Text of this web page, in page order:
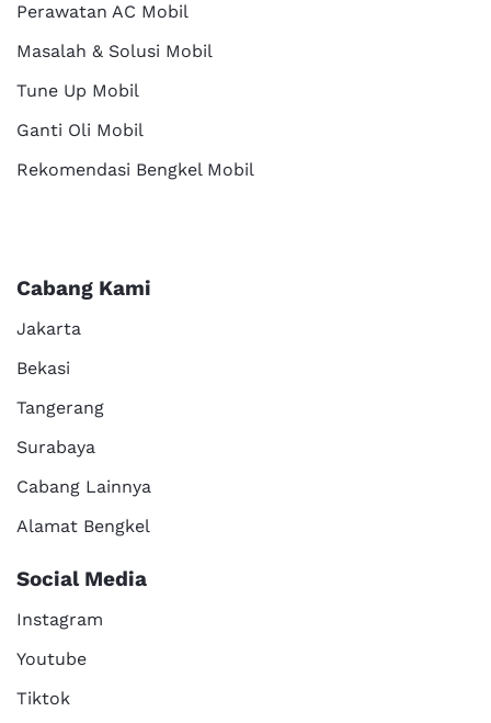
Perawatan AC Mobil
Masalah & Solusi Mobil
Tune Up Mobil
Ganti Oli Mobil
Rekomendasi Bengkel Mobil
Cabang Kami
Jakarta
Bekasi
Tangerang
Surabaya
Cabang Lainnya
Alamat Bengkel
Social Media
Instagram
Youtube
Tiktok